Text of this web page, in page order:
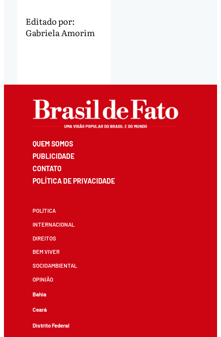
Editado por:
Gabriela Amorim
QUEM SOMOS
PUBLICIDADE
CONTATO
POLÍTICA DE PRIVACIDADE
POLÍTICA
INTERNACIONAL
DIREITOS
BEM VIVER
SOCIOAMBIENTAL
OPINIÃO
Bahia
Ceará
Distrito Federal